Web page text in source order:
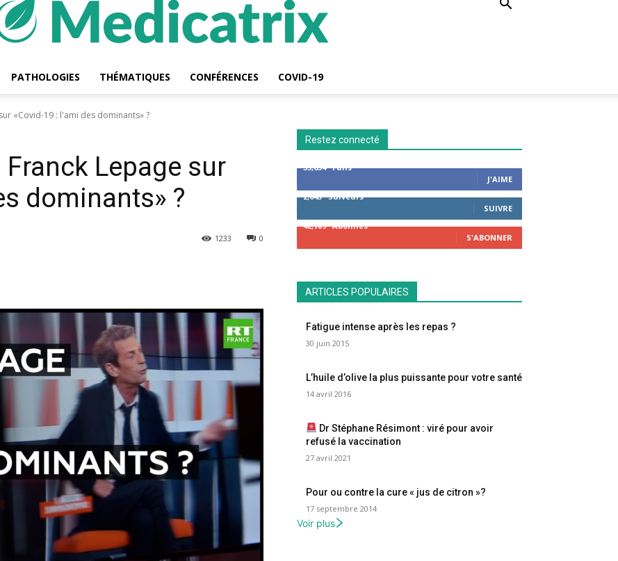
PATHOLOGIES THÉMATIQUES CONFÉRENCES COVID-19
«Covid-19 : l'ami des dominants» ?
Franck Lepage sur
dominants» ?
0
1233
Restez connecté
53,654
Fans
J'AIME
2,043 Suiveurs
SUIVRE
42,789 Abonnés
S'ABONNER
ARTICLES POPULAIRES
Fatigue intense après les repas ?
30 juin 2015
L’huile d’olive la plus puissante pour votre santé
14 avril 2016
Dr Stéphane Résimont : viré pour avoir
refusé la vaccination
27 avril 2021
Pour ou contre la cure « jus de citron »?
17 septembre 2014
Voir plus